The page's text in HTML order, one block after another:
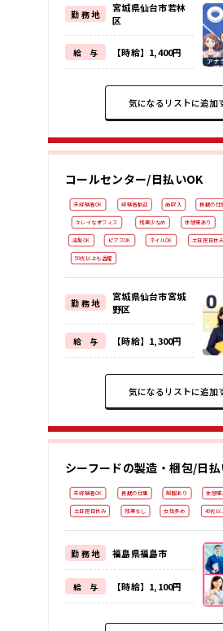
勤 務 地
宮城県仙台市若林
区
給 与 【時給】1,400円
気になるリストに追加
コールセンター/日払いOK
未経験者OK 経験者歓迎 高収入 長期の仕
キレイなオフィス 残業少なめ 休憩室あり
染髪OK ピアスOK ネイルOK 土日祝日休
50代以上も活躍
勤 務 地
宮城県仙台市宮城
野区
給 与 【時給】1,300円
気になるリストに追加
シーフードの製造・梱包/日
未経験者OK 長期の仕事 制服あり 休憩室
土日祝日休み 残業なし 女性多め 40代以
勤 務 地 福島県福島市
給 与 【時給】1,100円